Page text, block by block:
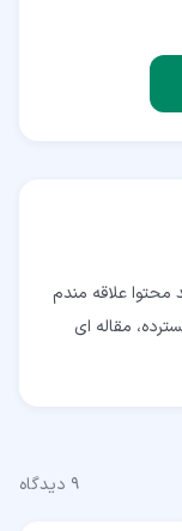
محتوا علاقه مندم
مقاله ای
۹ دیدگاه